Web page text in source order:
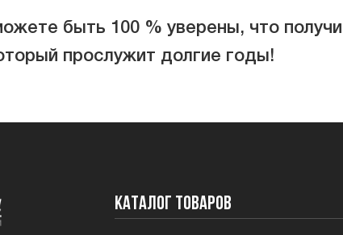
быть 100 % уверены, что
прослужит долгие годы!
Каталог товаров